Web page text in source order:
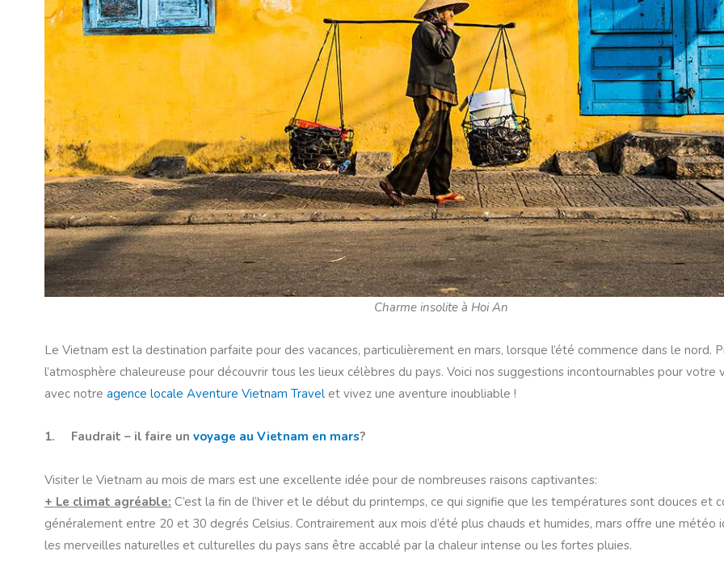
Charme insolite à Hoi An
Le Vietnam est la destination parfaite pour des vacances, particulièrement en mars, lorsque l’été commence dans le nord.
l’atmosphère chaleureuse pour découvrir tous les lieux célèbres du pays. Voici nos suggestions incontournables pour votre
avec notre agence locale Aventure Vietnam Travel et vivez une aventure inoubliable !
1. Faudrait – il faire un voyage au Vietnam en mars?
Visiter le Vietnam au mois de mars est une excellente idée pour de nombreuses raisons captivantes:
+ Le climat agréable: C’est la fin de l’hiver et le début du printemps, ce qui signifie que les températures sont douces et
généralement entre 20 et 30 degrés Celsius. Contrairement aux mois d’été plus chauds et humides, mars offre une météo
les merveilles naturelles et culturelles du pays sans être accablé par la chaleur intense ou les fortes pluies.